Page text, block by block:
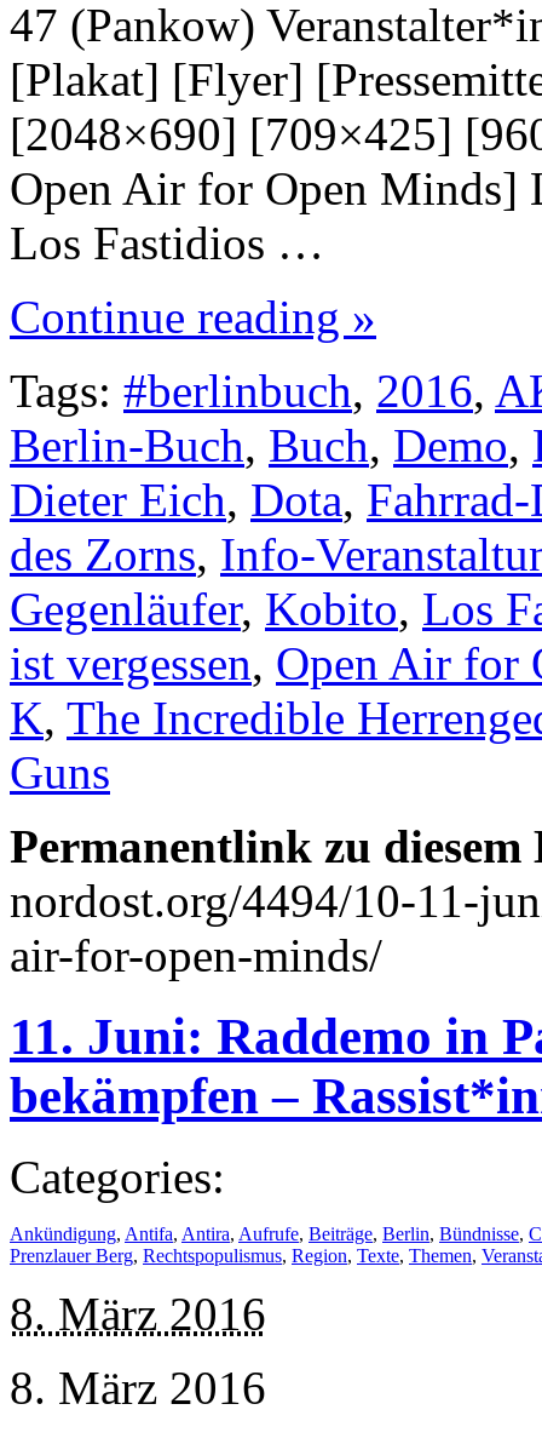
47 (Pankow)
[Plakat] [Flyer]
[2048×690] [709×425]
Open Air for Open Minds]
Los Fastidios …
Continue reading »
Tags: #berlinbuch, 2016,
Berlin-Buch, Buch, Demo,
Dieter Eich, Dota,
des Zorns, Info-
Gegenläufer, Kobito, Los
ist vergessen, Open Air for
K, The Incredible
Guns
Permanentlink zu
nordost.org/4494/10-11-
air-for-open-minds/
11. Juni: Raddemo in
bekämpfen –
Categories:
Ankündigung, Antifa, Antira, Aufrufe, Beiträge, Berlin, Bündnisse,
Prenzlauer Berg, Rechtspopulismus, Region, Texte, Themen,
8. März 2016
8. März 2016